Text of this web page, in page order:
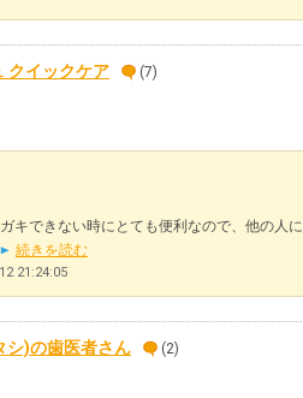
クイックケア
(7)
キできない時にとても便利なので、他の人
続きを読む
21:24:05
)の歯医者さん
(2)